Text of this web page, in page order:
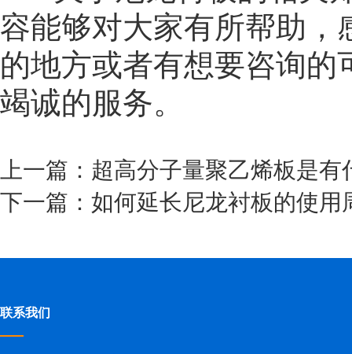
容能够对大家有所帮助，
的地方或者有想要咨询
竭诚的服务。
上一篇：超高分子量聚乙烯板是
下一篇：如何延长尼龙衬板的使用
联系我们